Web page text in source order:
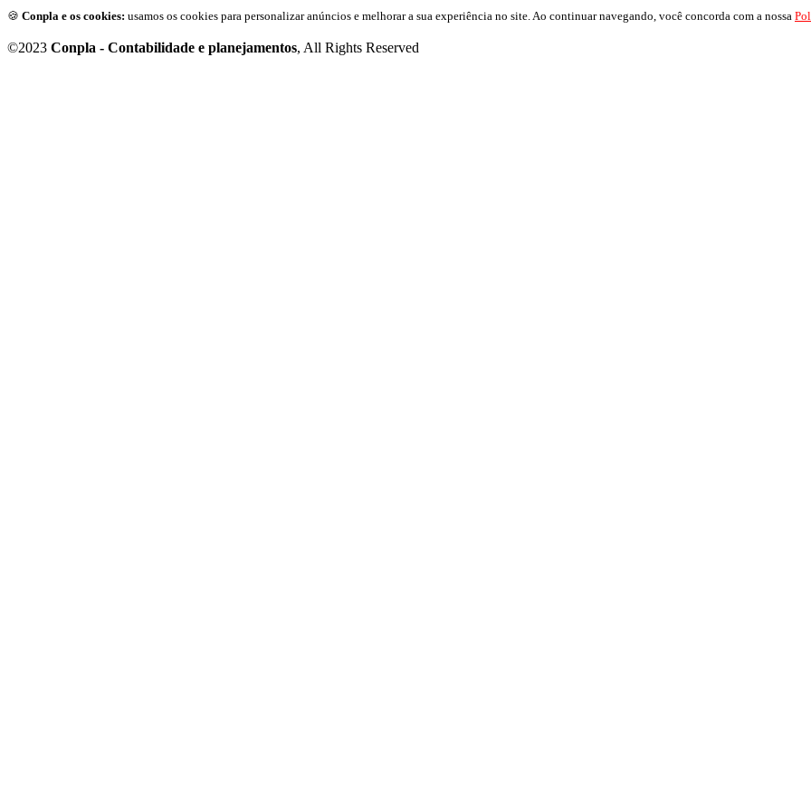
🍪 Conpla e os cookies: usamos os cookies para personalizar anúncios e melhorar a sua experiência no site. Ao continuar navegando, você concorda com a nossa
©2023 Conpla - Contabilidade e planejamentos, All Rights Reserved